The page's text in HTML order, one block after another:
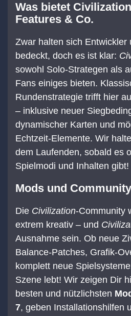
Was bietet
Features & Co.
Zwar halten sich Entwickler
bedeckt, doch es ist klar:
sowohl Solo-Strategen als
Fans einiges bieten.
Rundenstrategie trifft hier
– inklusive neuer
dynamischer Karten und
Echtzeit-Elemente. Wir
dem Laufenden, sobald es
Spielmodi und Inhalten gibt!
Mods und
Die Civilization-Community
extrem kreativ – und
Ausnahme sein. Ob neue
Balance-Patches, Grafik-
komplett neue
Szene lebt! Wir zeigen Dir
besten und nützlichsten
7, geben Installationshilfen